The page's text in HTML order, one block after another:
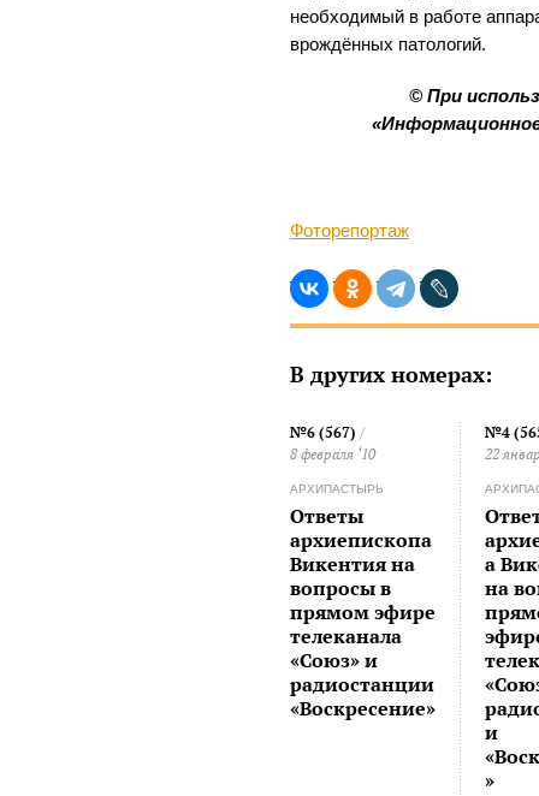
необходимый в работе
врождённых патологий.
© При
Фоторепортаж
В других номерах:
№6 (567) /
8 февраля ‘10
АРХИПАСТЫРЬ
Ответы
архиепископа
Викентия на
вопросы в
прямом эфире
телеканала
«Союз» и
радиостанции
«Воскресение»
№4
22
а
на
и
»